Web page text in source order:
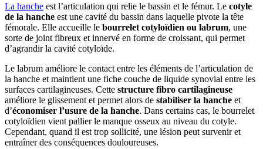
La hanche est l’articulation qui relie le bassin et le fémur. Le cotyle
de la hanche est une cavité du bassin dans laquelle pivote la tête
fémorale. Elle accueille le bourrelet cotyloïdien ou labrum, une
sorte de joint fibreux et innervé en forme de croissant, qui permet
d’agrandir la cavité cotyloïde.
Le labrum améliore le contact entre les éléments de l’articulation de
la hanche et maintient une fiche couche de liquide synovial entre les
surfaces cartilagineuses. Cette structure fibro cartilagineuse
améliore le glissement et permet alors de stabiliser la hanche et
d’économiser l’usure de la hanche. Dans certains cas, le bourrelet
cotyloïdien vient pallier le manque osseux au niveau du cotyle.
Cependant, quand il est trop sollicité, une lésion peut survenir et
entraîner des conséquences douloureuses.